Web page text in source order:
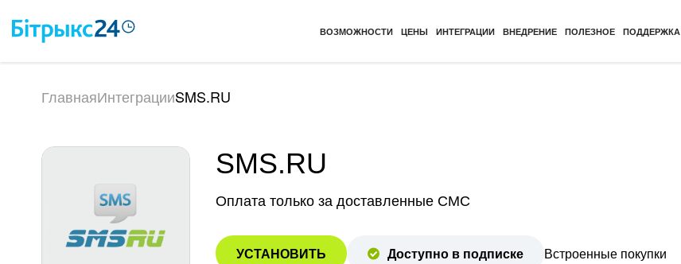
ВОЗМОЖНОСТИ ЦЕНЫ ИНТЕГРАЦИИ ВНЕДРЕНИЕ ПОЛЕЗНОЕ ПОДДЕРЖКА
ГлавнаяИнтеграцииSMS.RU
SMS.RU
Оплата только за доставленные СМС
УСТАНОВИТЬ Доступно в подписке Встроенные покупки